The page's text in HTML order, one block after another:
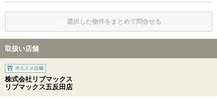
選択した物件をまとめて問合せる
取扱い店舗
株式会社リブマックス
リブマックス五反田店